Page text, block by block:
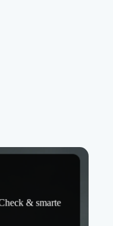
& smarte